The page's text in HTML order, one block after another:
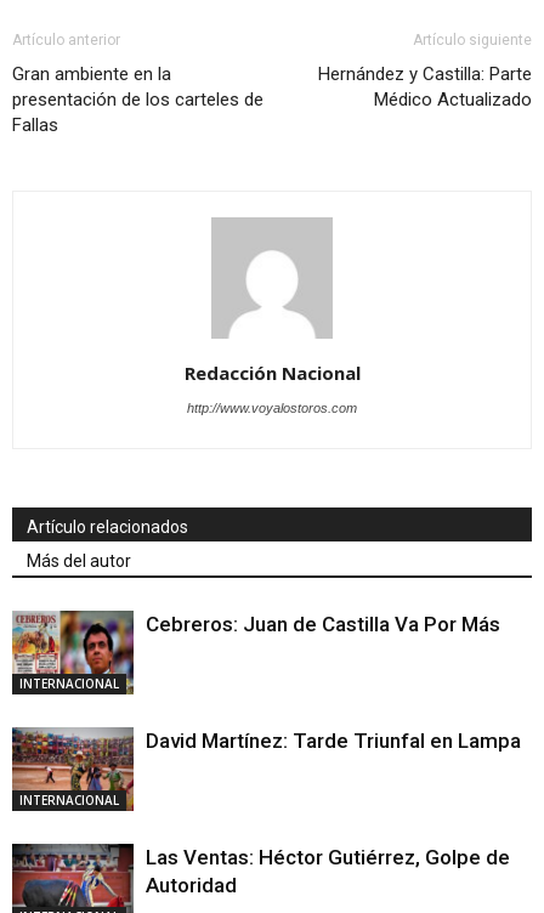
Artículo anterior
Gran ambiente en la
presentación de los carteles de
Fallas
Artículo siguiente
Hernández y Castilla: Parte
Médico Actualizado
Redacción Nacional
http://www.voyalostoros.com
Artículo relacionados
Más del autor
INTERNACIONAL
Cebreros: Juan de Castilla Va Por Más
INTERNACIONAL
David Martínez: Tarde Triunfal en Lampa
Las Ventas: Héctor Gutiérrez, Golpe de
Autoridad